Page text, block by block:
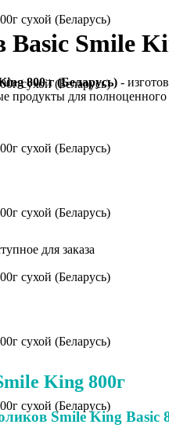
Smile
800 г (Беларусь) -
продукты для полноценного
для заказа
King 800г
Smile King Basic